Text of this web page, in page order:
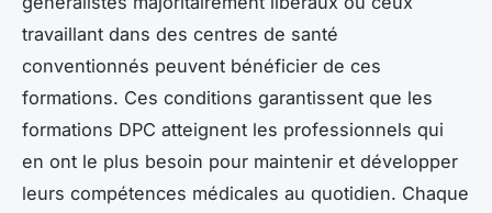
travaillant dans des centres de santé
conventionnés peuvent bénéficier de ces
formations. Ces conditions garantissent que les
formations DPC atteignent les professionnels qui
en ont le plus besoin pour maintenir et développer
leurs compétences médicales au quotidien. Chaque